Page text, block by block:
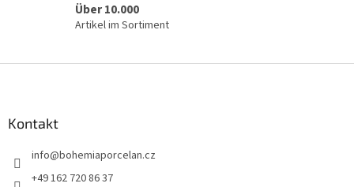
Über 10.000
Artikel im Sortiment
Kontakt
info@bohemiaporcelan.cz
+49 162 720 86 37